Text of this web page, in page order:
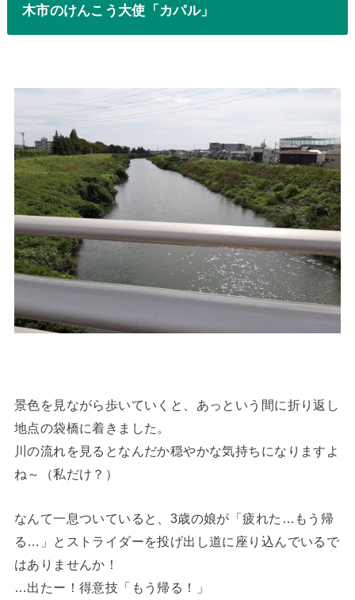
木市のけんこう大使「カパル」
景色を見ながら歩いていくと、あっという間に折り返し
地点の袋橋に着きました。
川の流れを見るとなんだか穏やかな気持ちになりますよ
ね～（私だけ？）
なんて一息ついていると、3歳の娘が「疲れた…もう帰
る…」とストライダーを投げ出し道に座り込んでいるで
はありませんか！
…出たー！得意技「もう帰る！」